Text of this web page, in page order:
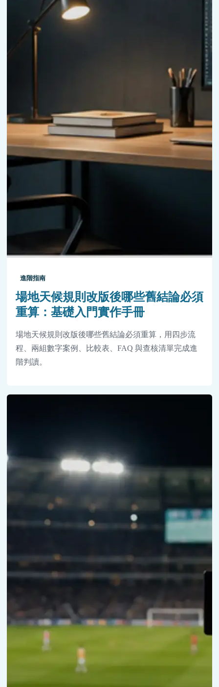
進階指南
場地天候規則改版後哪些舊結論必須
重算：基礎入門實作手冊
場地天候規則改版後哪些舊結論必須重算，用四步流
程、兩組數字案例、比較表、FAQ 與查核清單完成進
階判讀。